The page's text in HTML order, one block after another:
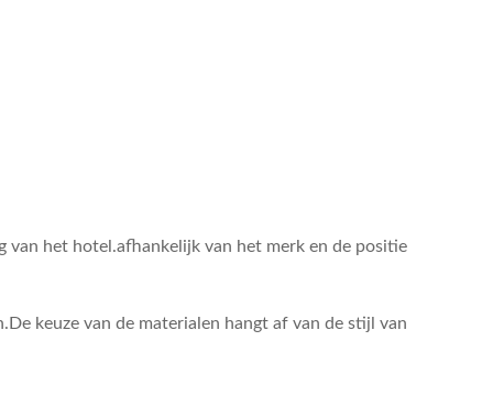
het hotel.afhankelijk van het merk en de positie
keuze van de materialen hangt af van de stijl van